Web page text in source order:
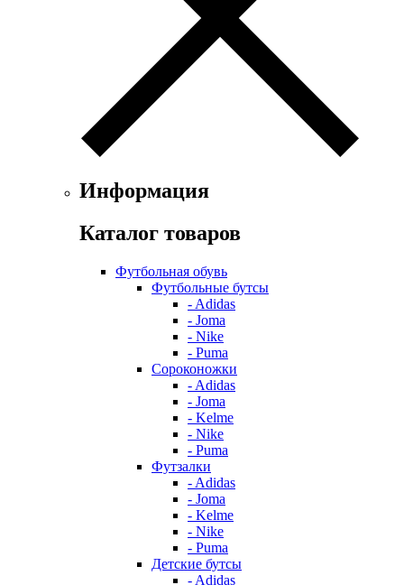
Информация
Каталог товаров
Футбольная обувь
Футбольные бутсы
- Adidas
- Joma
- Nike
- Puma
Сороконожки
- Adidas
- Joma
- Kelme
- Nike
- Puma
Футзалки
- Adidas
- Joma
- Kelme
- Nike
- Puma
Детские бутсы
- Adidas